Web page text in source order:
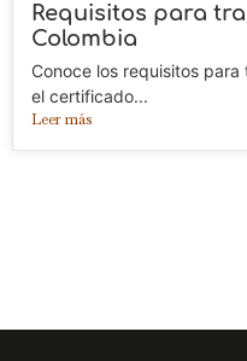
Requisitos para
Colombia
Conoce los requisitos
el certificado...
Leer más